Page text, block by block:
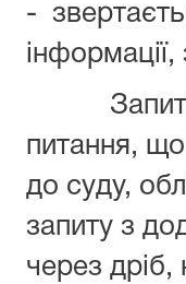
-
Запити
питання, що
до суду,
запиту з
через